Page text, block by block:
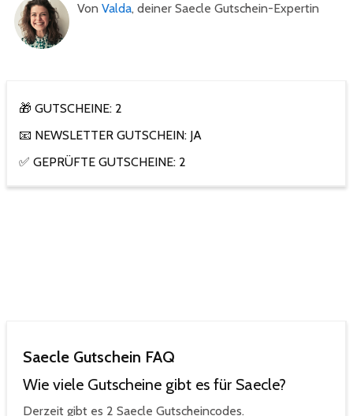
Von Valda, deiner Saecle Gutschein-Expertin
🎁 GUTSCHEINE: 2
📧 NEWSLETTER GUTSCHEIN: JA
✅ GEPRÜFTE GUTSCHEINE: 2
Saecle Gutschein FAQ
Wie viele Gutscheine gibt es für Saecle?
Derzeit gibt es 2 Saecle Gutscheincodes.